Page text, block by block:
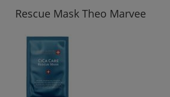
Rescue Mask Theo Marvee